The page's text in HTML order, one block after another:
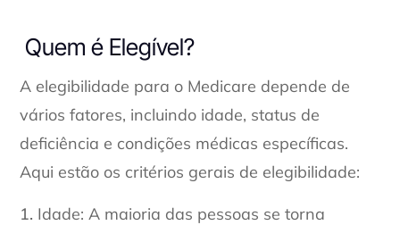
Quem é Elegível?
A elegibilidade para o Medicare depende de
vários fatores, incluindo idade, status de
deficiência e condições médicas específicas.
Aqui estão os critérios gerais de elegibilidade:
Idade: A maioria das pessoas se torna